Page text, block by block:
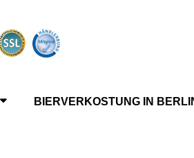
BIERVERKOSTUNG IN